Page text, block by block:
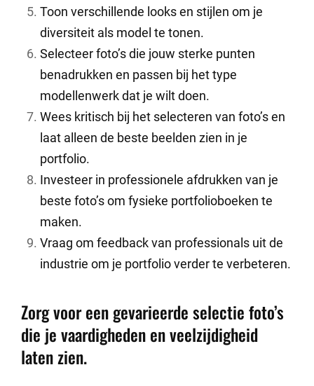
Toon verschillende looks en stijlen om je
diversiteit als model te tonen.
Selecteer foto’s die jouw sterke punten
benadrukken en passen bij het type
modellenwerk dat je wilt doen.
Wees kritisch bij het selecteren van foto’s en
laat alleen de beste beelden zien in je
portfolio.
Investeer in professionele afdrukken van je
beste foto’s om fysieke portfolioboeken te
maken.
Vraag om feedback van professionals uit de
industrie om je portfolio verder te verbeteren.
Zorg voor een gevarieerde selectie foto’s
die je vaardigheden en veelzijdigheid
laten zien.